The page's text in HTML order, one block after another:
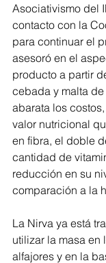
Asociativismo del
contacto con la
para continuar el
asesoró en el
producto a partir
cebada y malta
abarata los
valor nutricional
en fibra, el doble
cantidad de
reducción en su
comparación a la
La Nirva ya está
utilizar la masa en
alfajores y en la